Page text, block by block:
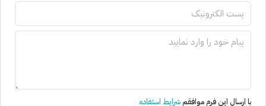
با ارسال این فرم موافقمشرایط استفاده